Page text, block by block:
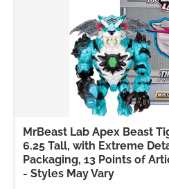
MrBeast Lab Apex Beast
6.25 Tall, with Extreme
Packaging, 13 Points of
- Styles May Vary